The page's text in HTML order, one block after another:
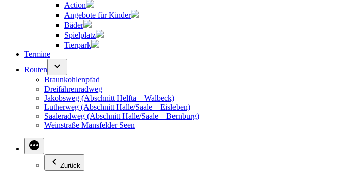
Action
Angebote für Kinder
Bäder
Spielplatz
Tierpark
Termine
Routen
Braunkohlenpfad
Dreifährenradweg
Jakobsweg (Abschnitt Helfta – Walbeck)
Lutherweg (Abschnitt Halle/Saale – Eisleben)
Saaleradweg (Abschnitt Halle/Saale – Bernburg)
Weinstraße Mansfelder Seen
Zurück